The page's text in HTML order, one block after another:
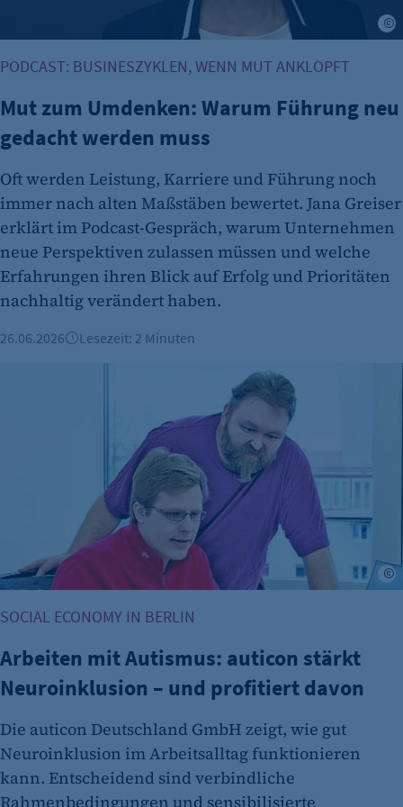
Zweck:
Dieser Cookie speichert die ausgewählten
Cookie Laufzeit:
1 Jahr
etracker GmbH
Cookie Erkennung
Cookie Laufzeit:
2 Jahre
etracker Analytics
Name:
Anbieter:
etracker GmbH
Zweck:
Es erlaubt eTracker Cookies zu setzen.
Cookie Laufzeit:
480 Tage
PODCAST: BUSINESZYKLEN, WENN MUT ANKLOPFT
Mut zum Umdenken: Warum Führung neu
gedacht werden muss
Oft werden Leistung, Karriere und Führung noch
immer nach alten Maßstäben bewertet. Jana Greiser
erklärt im Podcast-Gespräch, warum Unternehmen
neue Perspektiven zulassen müssen und welche
Erfahrungen ihren Blick auf Erfolg und Prioritäten
nachhaltig verändert haben.
26.06.2026 Lesezeit: 2 Minuten
Arbeiten mit Autismus: auticon stärkt Neuroinklusion –
SOCIAL ECONOMY IN BERLIN
Arbeiten mit Autismus: auticon stärkt
Neuroinklusion – und profitiert davon
Die auticon Deutschland GmbH zeigt, wie gut
Neuroinklusion im Arbeitsalltag funktionieren
kann. Entscheidend sind verbindliche
Rahmenbedingungen und sensibilisierte